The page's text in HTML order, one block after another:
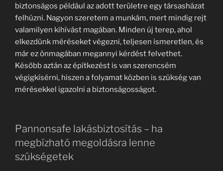
biztonságos például az adott területre egy társasházat
felhúzni. Nagyon szeretem a munkám, mert mindig rejt
valamilyen kihívást magában. Minden új terep, ahol
elkezdünk méréseket végezni, teljesen ismeretlen, és
már ez önmagában megannyi kérdést felvethet.
Később aztán az építkezést is van szerencsém
végigkísérni, hiszen a folyamat közben is szükség van
mérésekkel igazolni a biztonságosságot.
Pannonsafe lakásbiztosítás – ha
megbízható megoldásra lenne
szükségetek